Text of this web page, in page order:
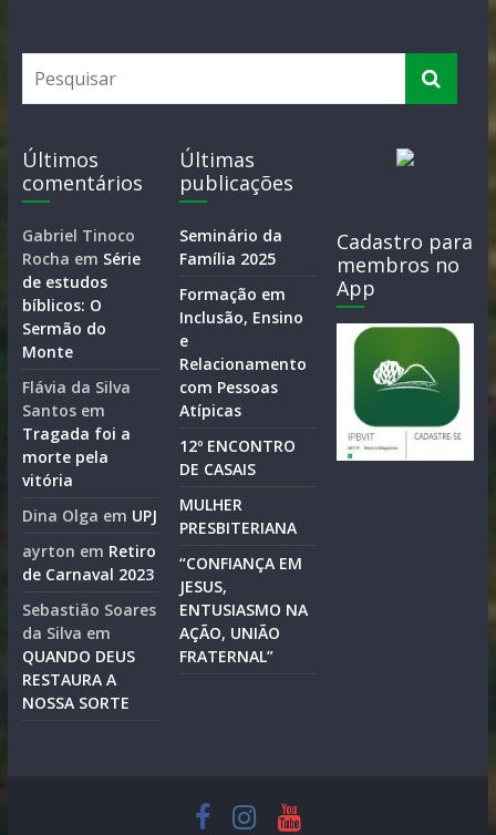
Últimos
comentários
Gabriel Tinoco
Rocha em Série
de estudos
bíblicos: O
Sermão do
Monte
Flávia da Silva
Santosem
Tragada foi a
morte pela
vitória
Dina Olga em UPJ
ayrton em Retiro
de Carnaval 2023
Sebastião Soares
da Silva em
QUANDO DEUS
RESTAURA A
NOSSA SORTE
Últimas
publicações
Seminário da
Família 2025
Formação em
Inclusão, Ensino
e
Relacionamento
com Pessoas
Atípicas
12º ENCONTRO
DE CASAIS
MULHER
PRESBITERIANA
“CONFIANÇA EM
JESUS,
ENTUSIASMO NA
AÇÃO, UNIÃO
FRATERNAL”
Cadastro para
membros no
App